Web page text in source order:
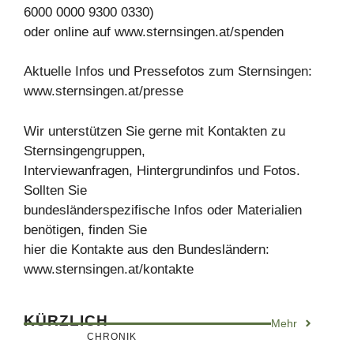
6000 0000 9300 0330)
oder online auf www.sternsingen.at/spenden
Aktuelle Infos und Pressefotos zum Sternsingen:
www.sternsingen.at/presse
Wir unterstützen Sie gerne mit Kontakten zu
Sternsingengruppen,
Interviewanfragen, Hintergrundinfos und Fotos.
Sollten Sie
bundesländerspezifische Infos oder Materialien
benötigen, finden Sie
hier die Kontakte aus den Bundesländern:
www.sternsingen.at/kontakte
KÜRZLICH Mehr
CHRONIK